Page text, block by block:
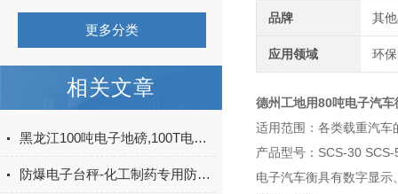
更多分类
相关文章
黑龙江100吨电子地磅,100T电子汽车衡安装
防爆电子台秤-化工制药专用防爆炸电子秤产品推荐
品牌 其
应用领域 环
德州工地用80吨电子汽
适用范围：各类载重汽
产品型号：SCS-30
电子汽车衡具有数字显